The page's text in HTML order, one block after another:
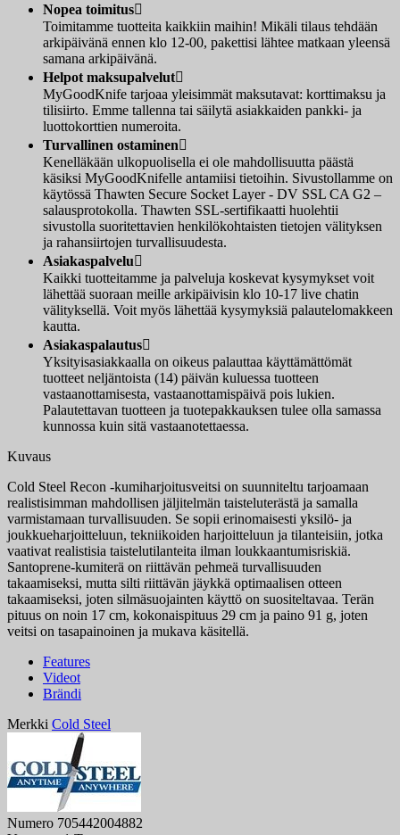
Nopea toimitus
Toimitamme tuotteita kaikkiin maihin! Mikäli tilaus tehdään
arkipäivänä ennen klo 12-00, pakettisi lähtee matkaan yleensä
samana arkipäivänä.
Helpot maksupalvelut
MyGoodKnife tarjoaa yleisimmät maksutavat: korttimaksu ja
tilisiirto. Emme tallenna tai säilytä asiakkaiden pankki- ja
luottokorttien numeroita.
Turvallinen ostaminen
Kenelläkään ulkopuolisella ei ole mahdollisuutta päästä
käsiksi MyGoodKnifelle antamiisi tietoihin. Sivustollamme on
käytössä Thawten Secure Socket Layer - DV SSL CA G2 –
salausprotokolla. Thawten SSL-sertifikaatti huolehtii
sivustolla suoritettavien henkilökohtaisten tietojen välityksen
ja rahansiirtojen turvallisuudesta.
Asiakaspalvelu
Kaikki tuotteitamme ja palveluja koskevat kysymykset voit
lähettää suoraan meille arkipäivisin klo 10-17 live chatin
välityksellä. Voit myös lähettää kysymyksiä palautelomakkeen
kautta.
Asiakaspalautus
Yksityisasiakkaalla on oikeus palauttaa käyttämättömät
tuotteet neljäntoista (14) päivän kuluessa tuotteen
vastaanottamisesta, vastaanottamispäivä pois lukien.
Palautettavan tuotteen ja tuotepakkauksen tulee olla samassa
kunnossa kuin sitä vastaanotettaessa.
Kuvaus
Cold Steel Recon -kumiharjoitusveitsi on suunniteltu tarjoamaan
realistisimman mahdollisen jäljitelmän taisteluterästä ja samalla
varmistamaan turvallisuuden. Se sopii erinomaisesti yksilö- ja
joukkueharjoitteluun, tekniikoiden harjoitteluun ja tilanteisiin, jotka
vaativat realistisia taistelutilanteita ilman loukkaantumisriskiä.
Santoprene-kumiterä on riittävän pehmeä turvallisuuden
takaamiseksi, mutta silti riittävän jäykkä optimaalisen otteen
takaamiseksi, joten silmäsuojainten käyttö on suositeltavaa. Terän
pituus on noin 17 cm, kokonaispituus 29 cm ja paino 91 g, joten
veitsi on tasapainoinen ja mukava käsitellä.
Features
Videot
Brändi
Merkki Cold Steel
Numero 705442004882